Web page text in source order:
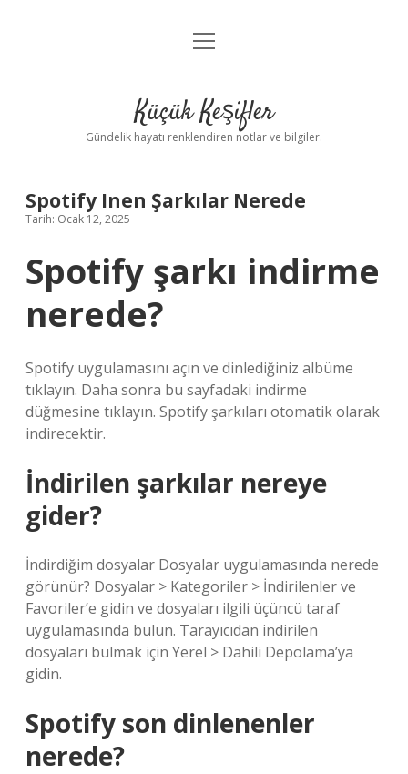
Anasayfa
Yasal Uyarı
menüyü
Küçük Keşifler
Gündelik hayatı renklendiren notlar ve bilgiler.
Spotify Inen Şarkılar Nerede
Tarih: Ocak 12, 2025
Spotify şarkı indirme
nerede?
Spotify uygulamasını açın ve dinlediğiniz albüme
tıklayın. Daha sonra bu sayfadaki indirme
düğmesine tıklayın. Spotify şarkıları otomatik olarak
indirecektir.
İndirilen şarkılar nereye
gider?
İndirdiğim dosyalar Dosyalar uygulamasında nerede
görünür? Dosyalar > Kategoriler > İndirilenler ve
Favoriler’e gidin ve dosyaları ilgili üçüncü taraf
uygulamasında bulun. Tarayıcıdan indirilen
dosyaları bulmak için Yerel > Dahili Depolama’ya
gidin.
Spotify son dinlenenler
nerede?